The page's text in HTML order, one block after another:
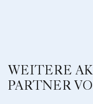
WEITERE
PARTNER